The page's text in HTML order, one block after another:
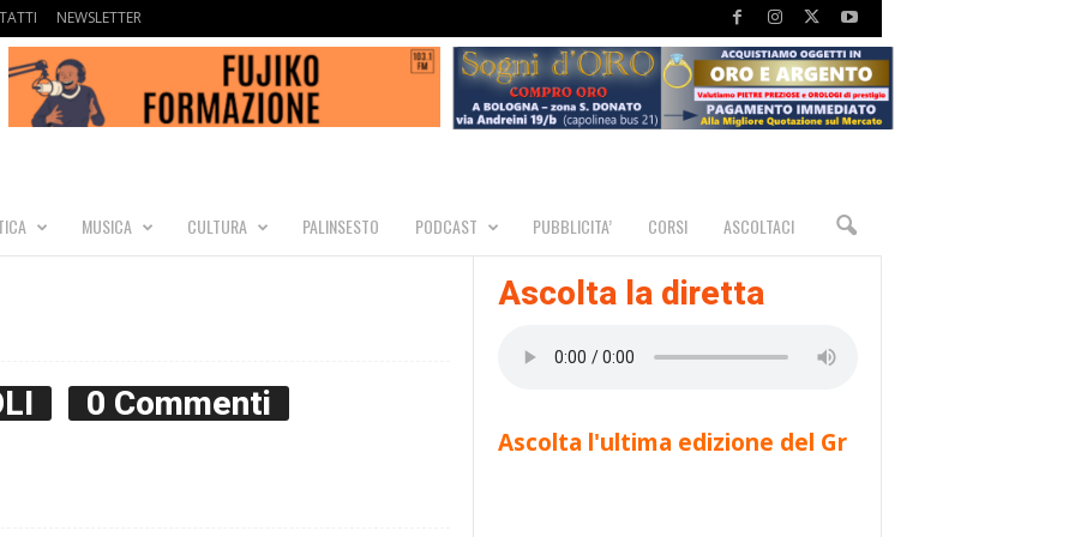
NEWSLETTER
MUSICA CULTURA PALINSESTO PODCAST PUBBLICITA’ CORSI ASCOLTACI
0 Commenti
Ascolta la diretta
Ascolta l'ultima edizione del Gr